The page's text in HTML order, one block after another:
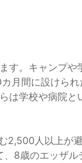
す。キャンプ
月間に設けら
は学校や病院
2,500人以上が
8歳のエッザ